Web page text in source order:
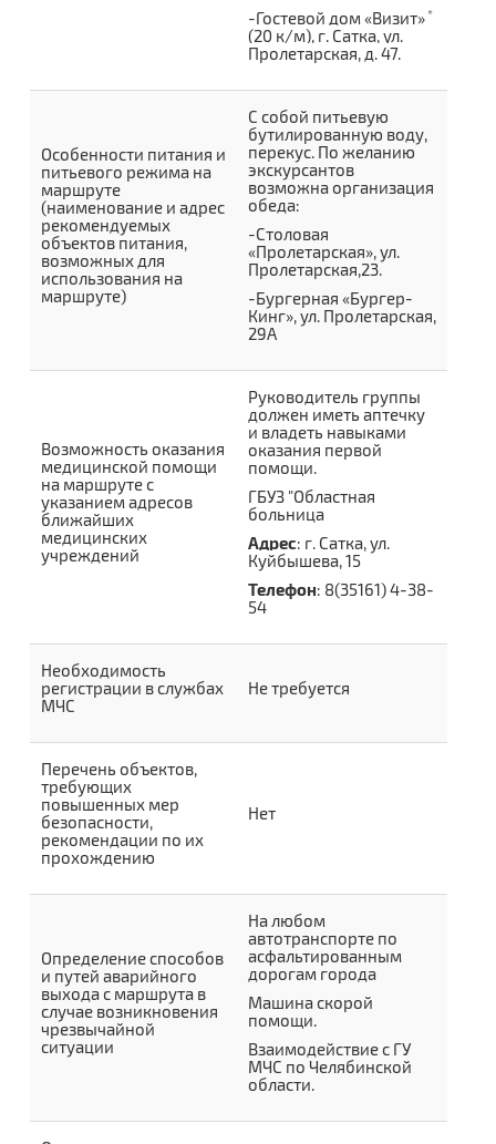
-Гостевой дом «Визит»*
(20 к/м), г. Сатка, ул.
Пролетарская, д. 47.
Особенности питания и
питьевого режима на
маршруте
(наименование и адрес
рекомендуемых
объектов питания,
возможных для
использования на
маршруте)
С собой питьевую
бутилированную воду,
перекус. По желанию
экскурсантов
возможна организация
обеда:
-Столовая
«Пролетарская», ул.
Пролетарская,23.
-Бургерная «Бургер-
Кинг», ул. Пролетарская,
29А
Возможность оказания
медицинской помощи
на маршруте с
указанием адресов
ближайших
медицинских
учреждений
Руководитель группы
должен иметь аптечку
и владеть навыками
оказания первой
помощи.
ГБУЗ "Областная
больница
Адрес: г. Сатка, ул.
Куйбышева, 15
Телефон: 8(35161) 4-38-
54
Необходимость
регистрации в службах
МЧС
Не требуется
Перечень объектов,
требующих
повышенных мер
безопасности,
рекомендации по их
прохождению
Нет
Определение способов
и путей аварийного
выхода с маршрута в
случае возникновения
чрезвычайной
ситуации
На любом
автотранспорте по
асфальтированным
дорогам города
Машина скорой
помощи.
Взаимодействие с ГУ
МЧС по Челябинской
области.